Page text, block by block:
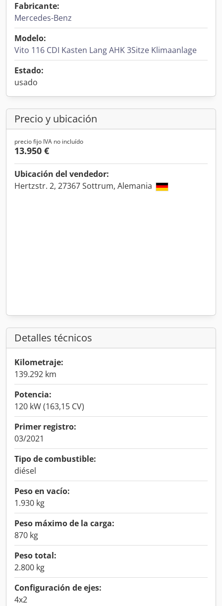
Fabricante:
Mercedes-Benz
Modelo:
Vito 116 CDI Kasten Lang AHK 3Sitze Klimaanlage
Estado:
usado
Precio y ubicación
precio fijo IVA no incluído
13.950 €
Ubicación del vendedor:
Hertzstr. 2, 27367 Sottrum, Alemania
Detalles técnicos
Kilometraje:
139.292 km
Potencia:
120 kW (163,15 CV)
Primer registro:
03/2021
Tipo de combustible:
diésel
Peso en vacío:
1.930 kg
Peso máximo de la carga:
870 kg
Peso total:
2.800 kg
Configuración de ejes:
4x2